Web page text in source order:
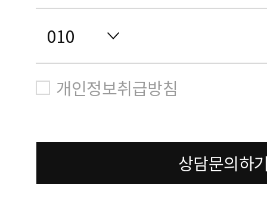
개인정보취급방침
상담문의하